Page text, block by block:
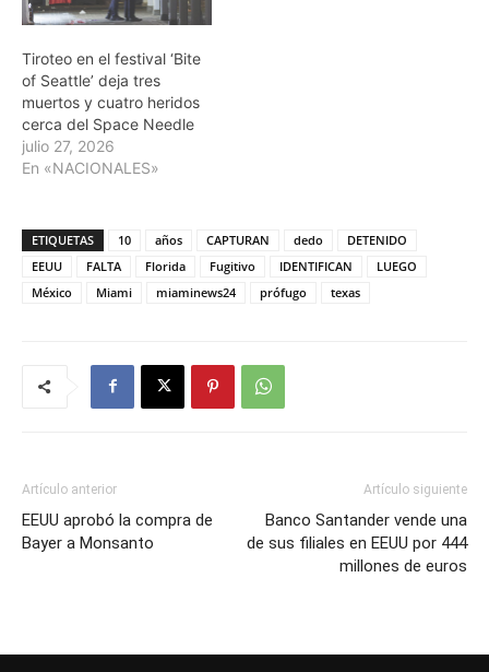
Tiroteo en el festival ‘Bite
of Seattle’ deja tres
muertos y cuatro heridos
cerca del Space Needle
julio 27, 2026
En «NACIONALES»
ETIQUETAS 10 años CAPTURAN dedo
DETENIDO
EEUU
FALTA Florida Fugitivo IDENTIFICAN
LUEGO
México
Miami miaminews24 prófugo texas
Artículo anterior
EEUU aprobó la compra de
Bayer a Monsanto
Artículo siguiente
Banco Santander vende una
de sus filiales en EEUU por 444
millones de euros